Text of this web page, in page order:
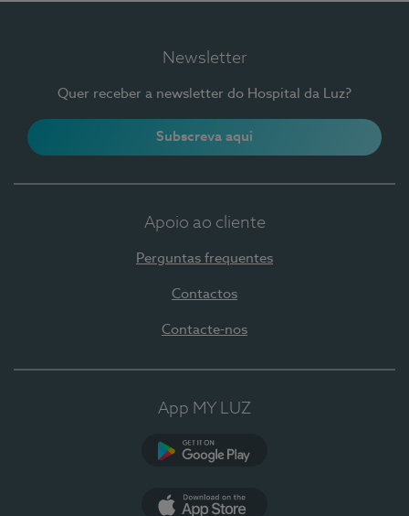
Newsletter
Quer receber a newsletter do Hospital da Luz?
Subscreva aqui
Apoio ao cliente
Perguntas frequentes
Contactos
Contacte-nos
App MY LUZ